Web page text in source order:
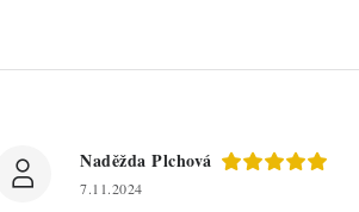
Naděžda Plchová
7.11.2024